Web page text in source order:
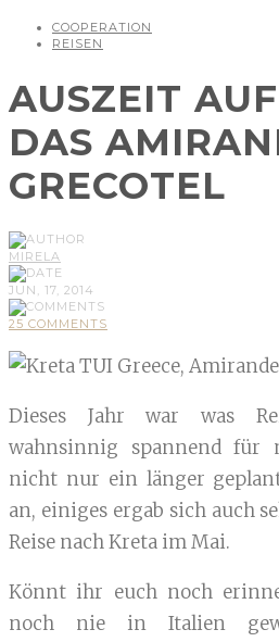
COOPERATION
REISEN
AUSZEIT
DAS
GRECOTEL
MIRELA
JUN, 17, 2014
25 COMMENTS
Dieses Jahr war was
wahnsinnig spannend für
nicht nur ein länger
an, einiges ergab sich auch
Reise nach Kreta im Mai.
Könnt ihr euch noch
noch nie in Italien